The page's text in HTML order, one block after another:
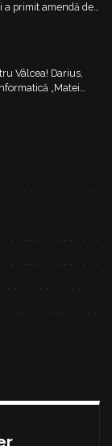
a primit amendă de
Vâlcea! Darius,
„Matei